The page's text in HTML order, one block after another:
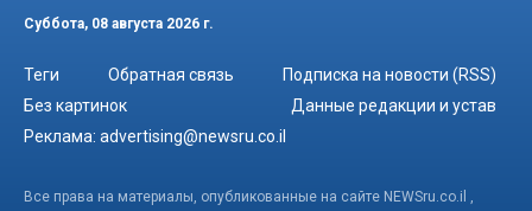
Суббота, 08 августа 2026 г.
Теги Обратная связь
Подписка на новости (RSS)
Без картинок
Данные редакции и устав
Реклама: advertising@newsru.co.il
Все права на материалы, опубликованные на сайте NEWSru.co.il ,